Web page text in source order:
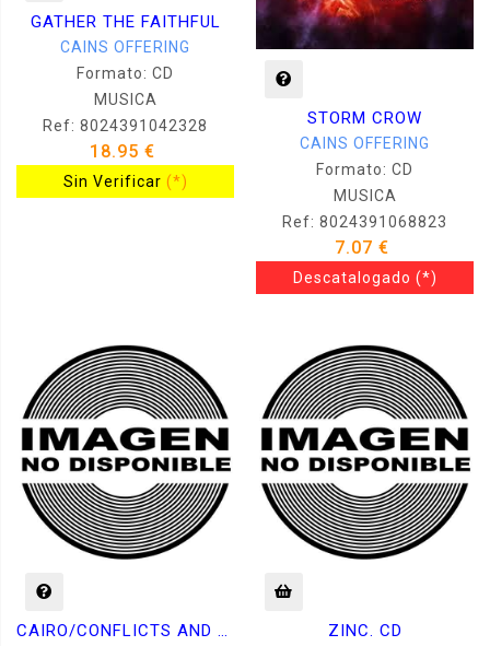
GATHER THE FAITHFUL
CAINS OFFERING
Formato: CD
MUSICA
Ref: 8024391042328
18.95 €
Sin Verificar (*)
STORM CROW
CAINS OFFERING
Formato: CD
MUSICA
Ref: 8024391068823
7.07 €
Descatalogado (*)
CAIRO/CONFLICTS AND DREAMS ZINC. CD